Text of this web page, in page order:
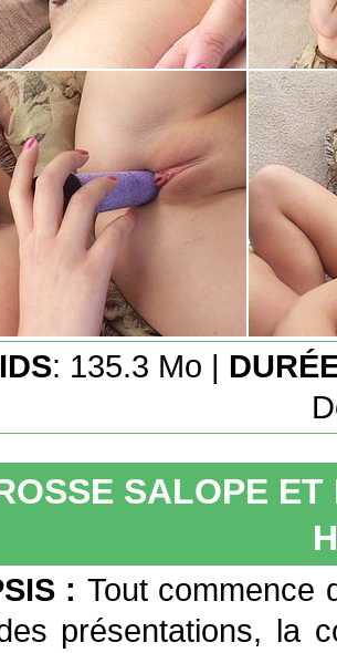
: 135.3 Mo |
SALOPE
: Tout commence
présentations, la